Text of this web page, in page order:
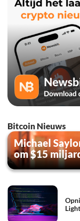
Bitcoin Nieuws
Michael
om $15